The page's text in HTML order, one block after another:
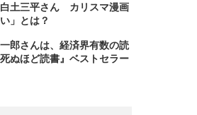
土三平さん カリスマ漫画
」とは？
郎さんは、経済界有数の読
ぬほど読書』ベストセラー